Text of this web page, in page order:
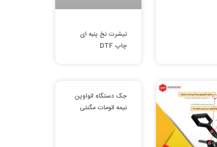
تیشرت نخ پنبه ای
چاپ DTF
جک دستگاه اتواوپن
نیمه اتومات مگنتی